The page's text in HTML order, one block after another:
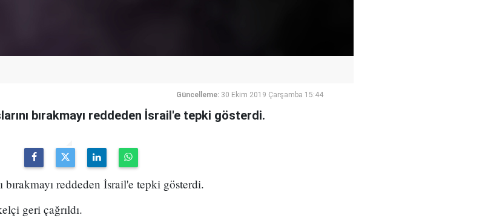
Güncelleme: 30 Ekim 2019 Çarşamba 15:44
bırakmayı reddeden İsrail'e tepki gösterdi.
bırakmayı reddeden İsrail'e tepki gösterdi.
geri çağrıldı.